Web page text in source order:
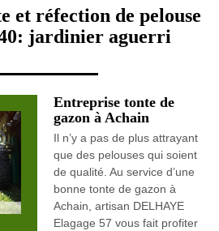
et réfection de pelouse
jardinier aguerri
Entreprise tonte de
gazon à Achain
Il n’y a pas de plus attrayant
que des pelouses qui soient
de qualité. Au service d’une
bonne tonte de gazon à
Achain, artisan DELHAYE
Elagage 57 vous fait profiter